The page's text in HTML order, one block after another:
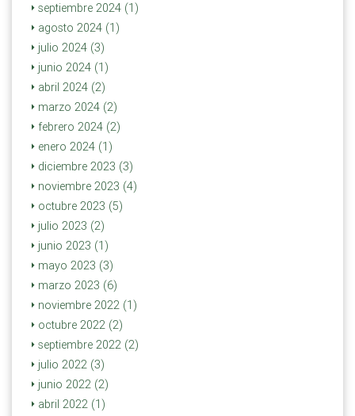
septiembre 2024 (1)
agosto 2024 (1)
julio 2024 (3)
junio 2024 (1)
abril 2024 (2)
marzo 2024 (2)
febrero 2024 (2)
enero 2024 (1)
diciembre 2023 (3)
noviembre 2023 (4)
octubre 2023 (5)
julio 2023 (2)
junio 2023 (1)
mayo 2023 (3)
marzo 2023 (6)
noviembre 2022 (1)
octubre 2022 (2)
septiembre 2022 (2)
julio 2022 (3)
junio 2022 (2)
abril 2022 (1)